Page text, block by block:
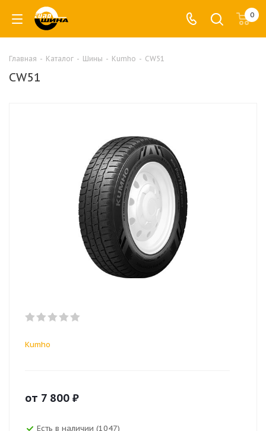
0
Главная - Каталог - Шины - Kumho - CW51
CW51
Kumho
от 7 800 ₽
Есть в наличии (1047)